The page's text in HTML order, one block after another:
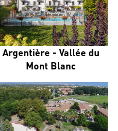
Argentière - Vallée du
Mont Blanc